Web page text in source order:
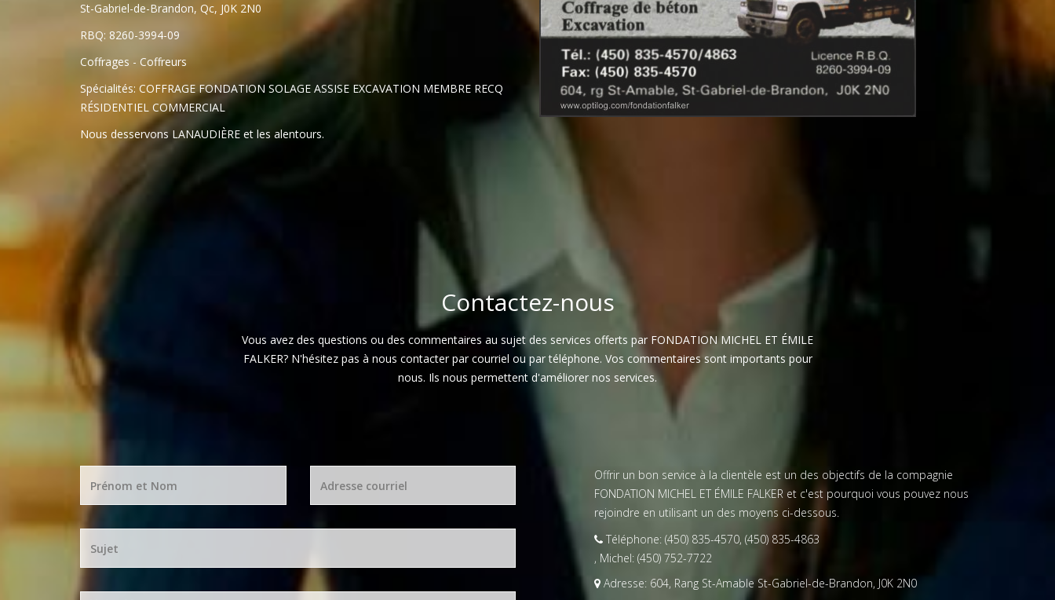
DÉBUTEZ MAINTENANT
St-Gabriel-de-Brandon, Qc, J0K 2N0
RBQ: 8260-3994-09
Coffrages - Coffreurs
Spécialités: COFFRAGE FONDATION SOLAGE ASSISE EXCAVATION MEMBRE RECQ
RÉSIDENTIEL COMMERCIAL
Nous desservons LANAUDIÈRE et les alentours.
Contactez-nous
Vous avez des questions ou des commentaires au sujet des services offerts par FONDATION MICHEL ET ÉMILE
FALKER? N'hésitez pas à nous contacter par courriel ou par téléphone. Vos commentaires sont importants pour
nous. Ils nous permettent d'améliorer nos services.
Offrir un bon service à la clientèle est un des objectifs de la compagnie
FONDATION MICHEL ET ÉMILE FALKER et c'est pourquoi vous pouvez nous
rejoindre en utilisant un des moyens ci-dessous.
Téléphone: (450) 835-4570, (450) 835-4863
, Michel: (450) 752-7722
Adresse: 604, Rang St-Amable St-Gabriel-de-Brandon, J0K 2N0